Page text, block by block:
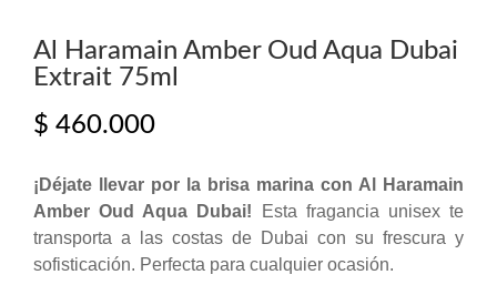
Al Haramain Amber Oud Aqua Dubai
Extrait 75ml
$ 460.000
¡Déjate llevar por la brisa marina con Al Haramain
Amber Oud Aqua Dubai! Esta fragancia unisex te
transporta a las costas de Dubai con su frescura y
sofisticación. Perfecta para cualquier ocasión.